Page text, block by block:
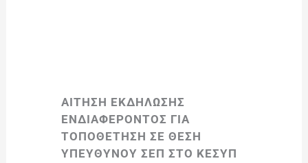
ΑΙΤΗΣΗ ΕΚΔΗΛΩΣΗΣ
ΕΝΔΙΑΦΕΡΟΝΤΟΣ ΓΙΑ
ΤΟΠΟΘΕΤΗΣΗ ΣΕ ΘΕΣΗ
ΥΠΕΥΘΥΝΟΥ ΣΕΠ ΣΤΟ ΚΕΣΥΠ